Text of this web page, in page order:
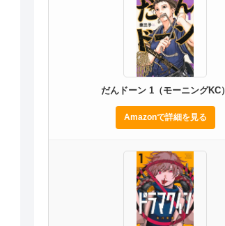
だんドーン 1（モーニングKC）
Amazonで詳細を見る